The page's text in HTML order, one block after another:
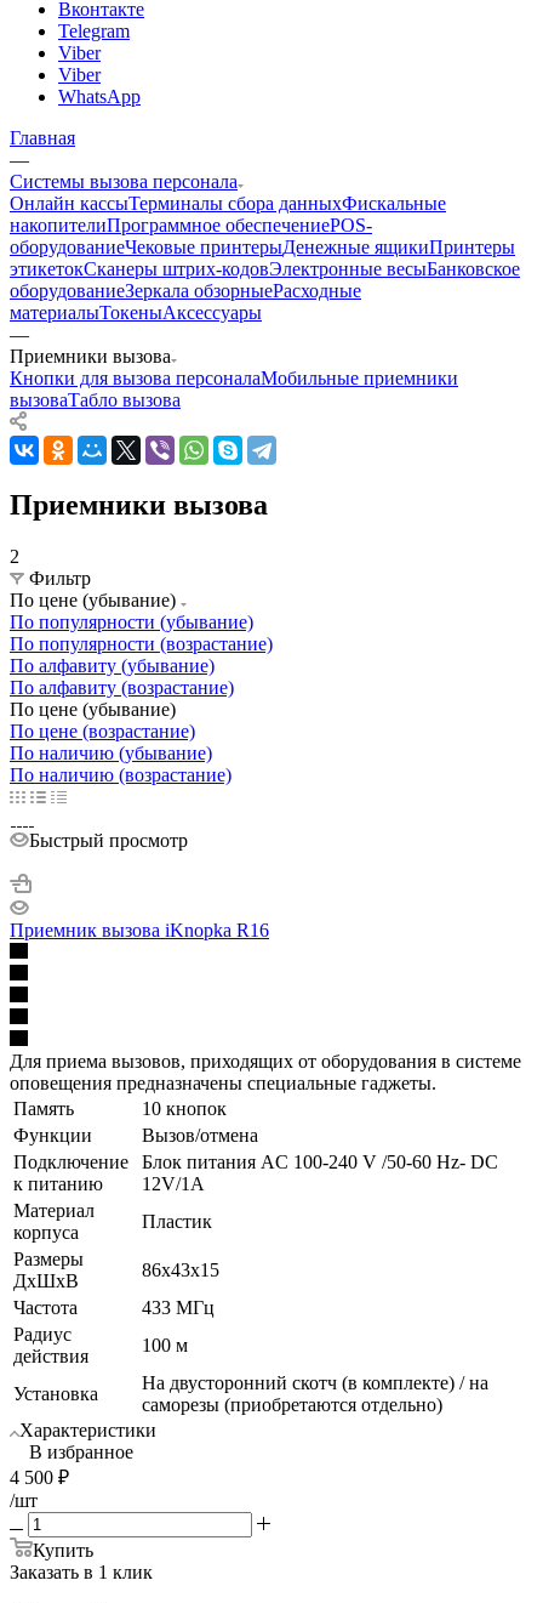
Вконтакте
Telegram
Viber
Viber
WhatsApp
Главная
—
Системы вызова персонала
Онлайн кассыТерминалы сбора данныхФискальные
накопителиПрограммное обеспечениеPOS-
оборудованиеЧековые принтерыДенежные ящикиПринтеры
этикетокСканеры штрих-кодовЭлектронные весыБанковское
оборудованиеЗеркала обзорныеРасходные
материалыТокеныАксессуары
—
Приемники вызова
Кнопки для вызова персоналаМобильные приемники
вызоваТабло вызова
Приемники вызова
2
Фильтр
По цене (убывание)
По популярности (убывание)
По популярности (возрастание)
По алфавиту (убывание)
По алфавиту (возрастание)
По цене (убывание)
По цене (возрастание)
По наличию (убывание)
По наличию (возрастание)
Быстрый просмотр
Приемник вызова iKnopka R16
Для приема вызовов, приходящих от оборудования в системе
оповещения предназначены специальные гаджеты.
Память
10 кнопок
Функции
Вызов/отмена
Подключение
к питанию
Блок питания AC 100-240 V /50-60 Hz- DC
12V/1A
Материал
корпуса
Пластик
Размеры
ДхШхВ
86x43x15
Частота
433 МГц
Радиус
действия
100 м
Установка
На двусторонний скотч (в комплекте) / на
саморезы (приобретаются отдельно)
Характеристики
В избранное
4 500 ₽
/шт
Купить
Заказать в 1 клик